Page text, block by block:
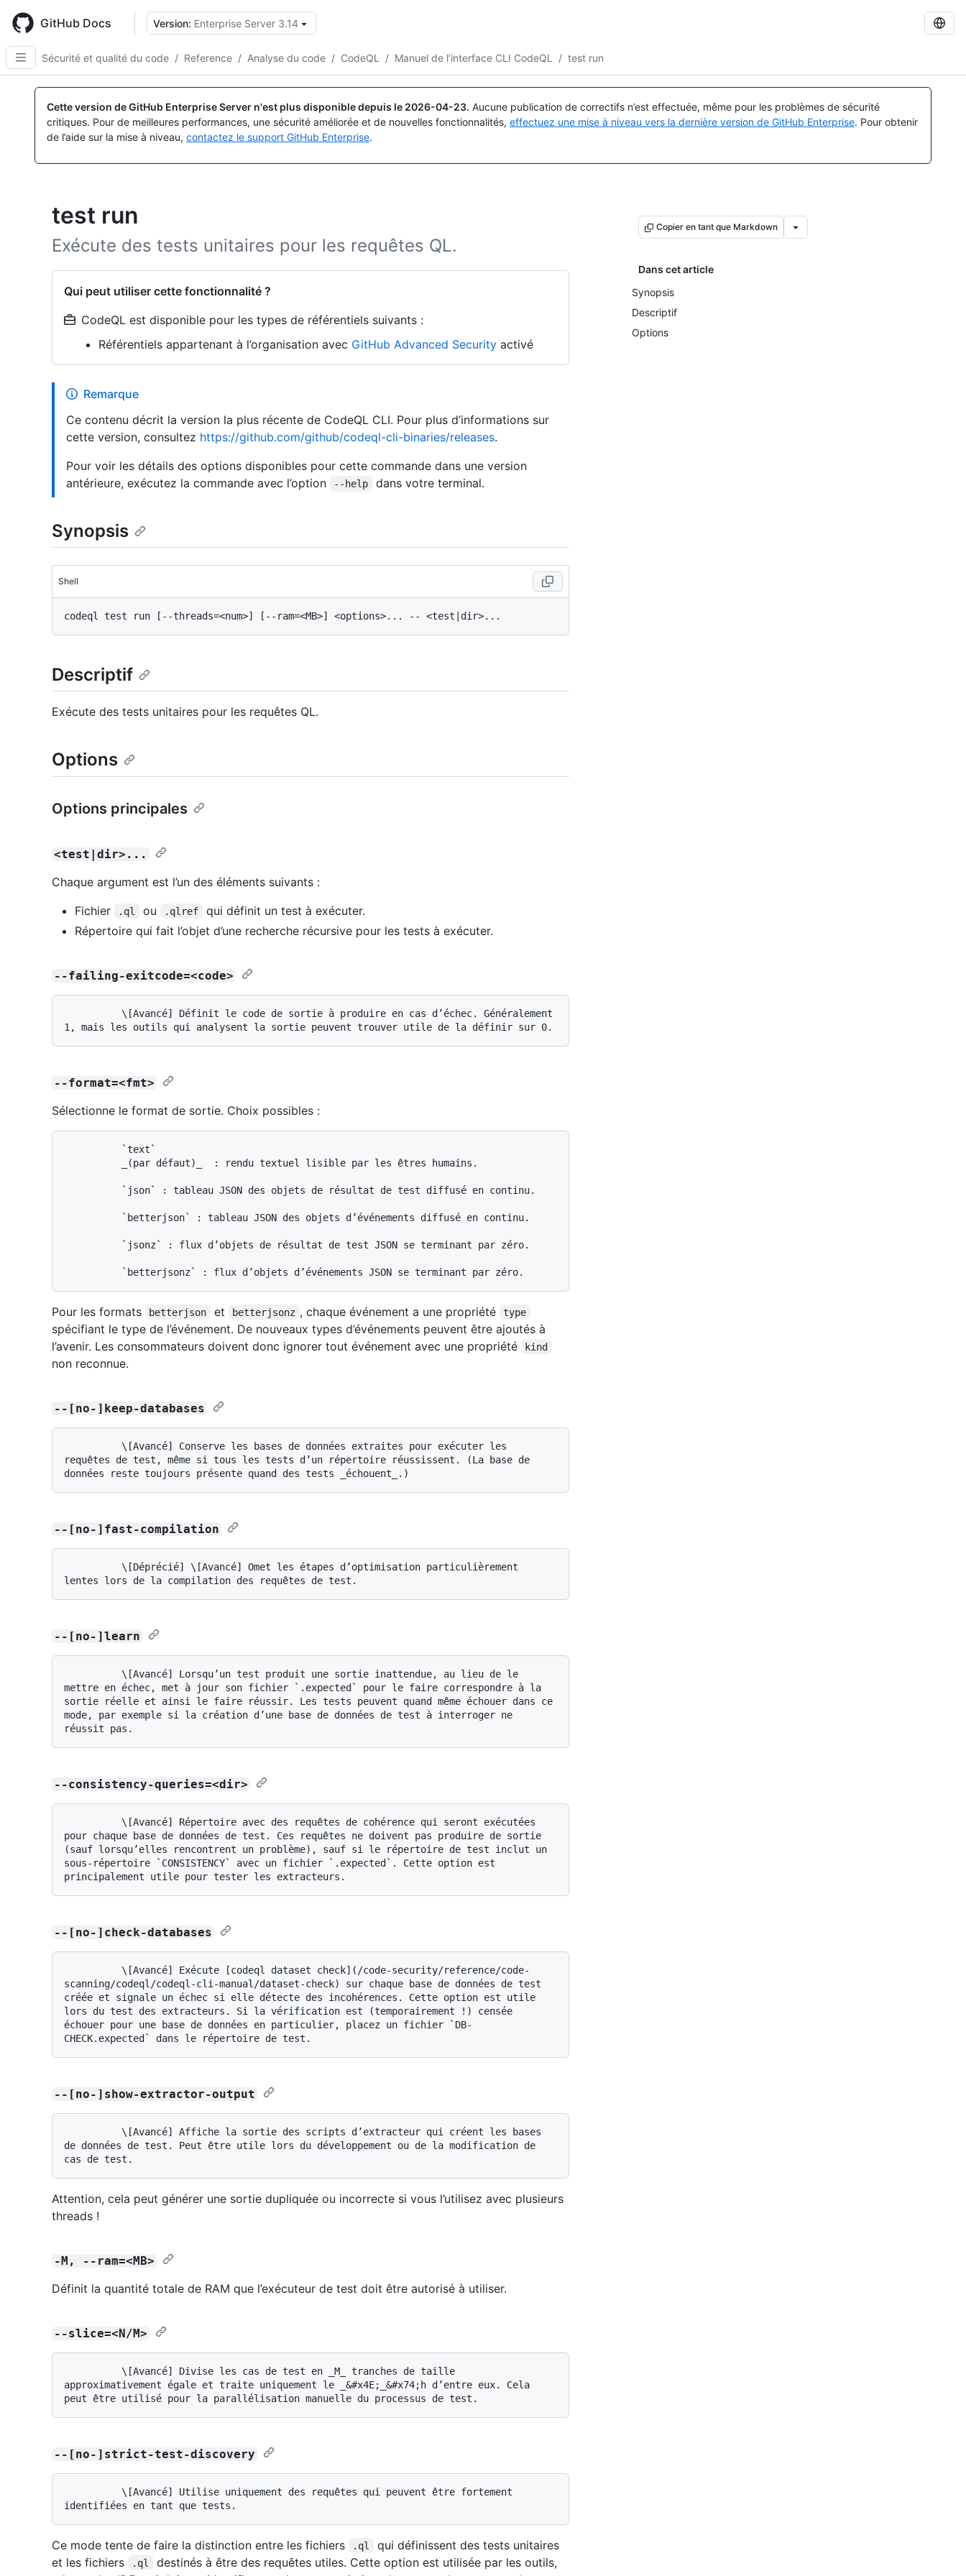
main
content
GitHub Docs Version: Enterprise Server 3.14
Sécurité et qualité du code / Reference / Analyse du code / CodeQL / Manuel de l’interface CLI CodeQL / test run
Cette version de GitHub Enterprise Server n'est plus disponible depuis le 2026-04-23. Aucune publication de correctifs n’est effectuée, même pour les problèmes de sécurité
critiques. Pour de meilleures performances, une sécurité améliorée et de nouvelles fonctionnalités, effectuez une mise à niveau vers la dernière version de GitHub Enterprise. Pour obtenir
de l’aide sur la mise à niveau, contactez le support GitHub Enterprise.
test run
Exécute des tests unitaires pour les requêtes QL.
Qui peut utiliser cette fonctionnalité ?
CodeQL est disponible pour les types de référentiels suivants :
Référentiels appartenant à l’organisation avec GitHub Advanced Security activé
Copier en tant que Markdown
Dans cet article
Synopsis
Descriptif
Options
Remarque
Ce contenu décrit la version la plus récente de CodeQL CLI. Pour plus d’informations sur
cette version, consultez https://github.com/github/codeql-cli-binaries/releases.
Pour voir les détails des options disponibles pour cette commande dans une version
antérieure, exécutez la commande avec l’option
--help dans votre terminal.
Synopsis
Shell
Descriptif
Exécute des tests unitaires pour les requêtes QL.
Options
Options principales
<test|dir>...
Chaque argument est l’un des éléments suivants :
Fichier
.ql ou .qlref
qui définit un test à exécuter.
Répertoire qui fait l’objet d’une recherche récursive pour les tests à exécuter.
--failing-exitcode=<code>
--format=<fmt>
Sélectionne le format de sortie. Choix possibles :
Pour les formats betterjson et betterjsonz , chaque événement a une propriété type
spécifiant le type de l’événement. De nouveaux types d’événements peuvent être ajoutés à
l’avenir. Les consommateurs doivent donc ignorer tout événement avec une propriété
kind
non reconnue.
--[no-]keep-databases
requêtes de test, même si tous les tests d’un répertoire réussissent. (La base de
--[no-]fast-compilation
--[no-]learn
mettre en échec, met à jour son fichier `.expected` pour le faire correspondre à la
sortie réelle et ainsi le faire réussir. Les tests peuvent quand même échouer dans ce
mode, par exemple si la création d’une base de données de test à interroger ne
--consistency-queries=<dir>
pour chaque base de données de test. Ces requêtes ne doivent pas produire de sortie
(sauf lorsqu’elles rencontrent un problème), sauf si le répertoire de test inclut un
sous-répertoire `CONSISTENCY` avec un fichier `.expected`. Cette option est
--[no-]check-databases
scanning/codeql/codeql-cli-manual/dataset-check) sur chaque base de données de test
créée et signale un échec si elle détecte des incohérences. Cette option est utile
lors du test des extracteurs. Si la vérification est (temporairement !) censée
échouer pour une base de données en particulier, placez un fichier `DB-
--[no-]show-extractor-output
de données de test. Peut être utile lors du développement ou de la modification de
Attention, cela peut générer une sortie dupliquée ou incorrecte si vous l’utilisez avec plusieurs
threads !
-M, --ram=<MB>
Définit la quantité totale de RAM que l’exécuteur de test doit être autorisé à utiliser.
--slice=<N/M>
approximativement égale et traite uniquement le _&#x4E;_&#x74;h d’entre eux. Cela
--[no-]strict-test-discovery
Ce mode tente de faire la distinction entre les fichiers .ql
qui définissent des tests unitaires
et les fichiers
.ql
destinés à être des requêtes utiles. Cette option est utilisée par les outils,